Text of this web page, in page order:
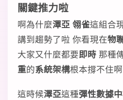
關鍵推力啦
啊為什麼澤亞 翎雀這組合
講到趨勢了啦 你看現在物
大家又什麼都要即時 那種
重的系統架構根本撐不住啊
這時候澤亞這種彈性數據